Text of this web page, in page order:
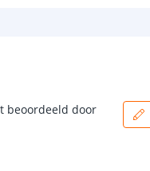
beoordeeld door